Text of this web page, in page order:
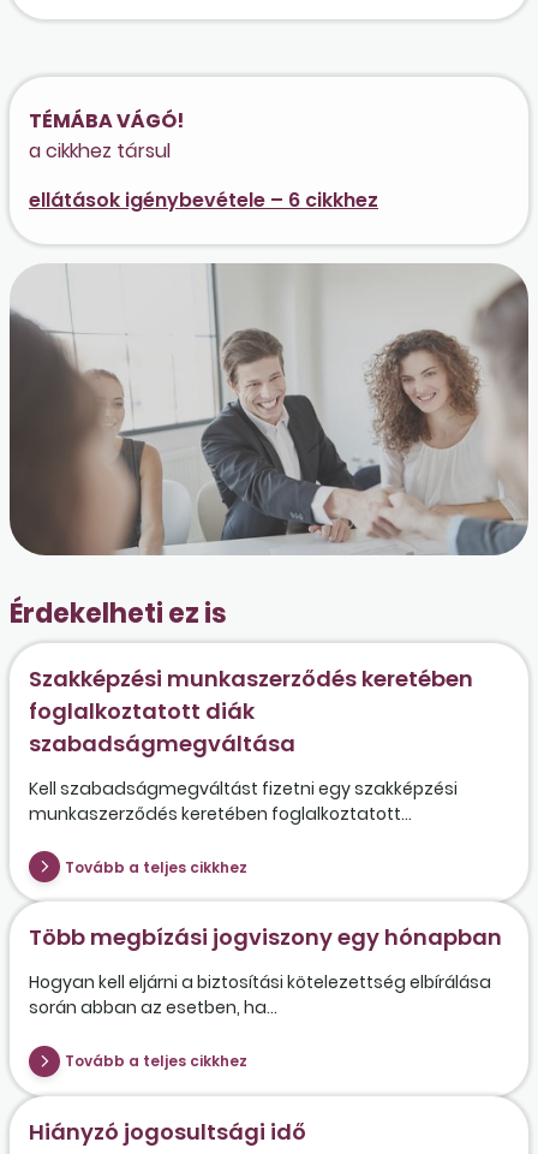
TÉMÁBA VÁGÓ!
a cikkhez társul
ellátások igénybevétele – 6 cikkhez
Érdekelheti ez is
Szakképzési munkaszerződés keretében
foglalkoztatott diák
szabadságmegváltása
Kell szabadságmegváltást fizetni egy szakképzési
munkaszerződés keretében foglalkoztatott...
Tovább a teljes cikkhez
Több megbízási jogviszony egy hónapban
Hogyan kell eljárni a biztosítási kötelezettség elbírálása
során abban az esetben, ha...
Tovább a teljes cikkhez
Hiányzó jogosultsági idő